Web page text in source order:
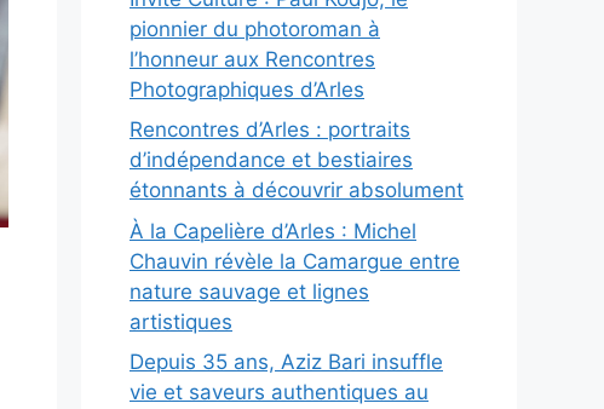
pionnier du photoroman à
l’honneur aux Rencontres
Photographiques d’Arles
Rencontres d’Arles : portraits
d’indépendance et bestiaires
étonnants à découvrir absolument
À la Capelière d’Arles : Michel
Chauvin révèle la Camargue entre
nature sauvage et lignes
artistiques
Depuis 35 ans, Aziz Bari insuffle
vie et saveurs authentiques au